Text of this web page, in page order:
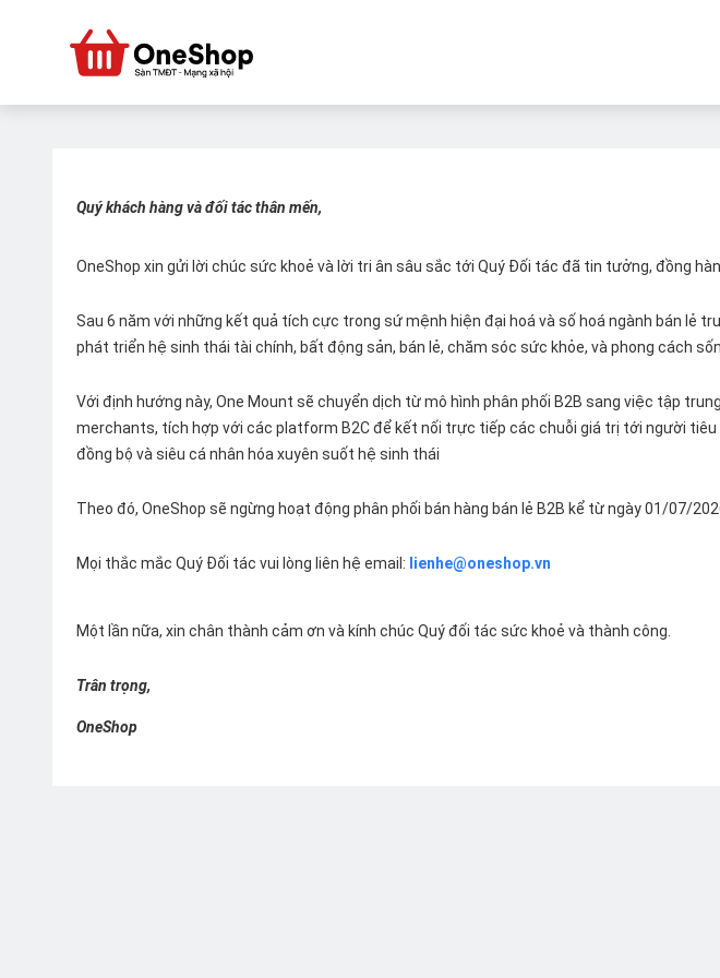
Quý khách hàng và đối tác thân mến,
OneShop xin gửi lời chúc sức khoẻ và lời tri ân sâu sắc tới Quý Đối tác đã tin tưởng, đồng
Sau 6 năm với những kết quả tích cực trong sứ mệnh hiện đại hoá và số hoá ngành bán lẻ
phát triển hệ sinh thái tài chính, bất động sản, bán lẻ, chăm sóc sức khỏe, và phong cách
Với định hướng này, One Mount sẽ chuyển dịch từ mô hình phân phối B2B sang việc tập
merchants, tích hợp với các platform B2C để kết nối trực tiếp các chuỗi giá trị tới người
đồng bộ và siêu cá nhân hóa xuyên suốt hệ sinh thái
Theo đó, OneShop sẽ ngừng hoạt động phân phối bán hàng bán lẻ B2B kể từ ngày 01/07/
Mọi thắc mắc Quý Đối tác vui lòng liên hệ email: lienhe@oneshop.vn
Một lần nữa, xin chân thành cảm ơn và kính chúc Quý đối tác sức khoẻ và thành công.
Trân trọng,
OneShop